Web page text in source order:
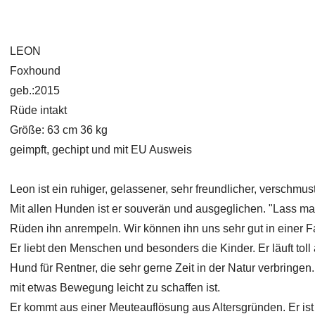
LEON
Foxhound
geb.:2015
Rüde intakt
Größe: 63 cm 36 kg
geimpft, gechipt und mit EU Ausweis
Leon ist ein ruhiger, gelassener, sehr freundlicher,
Mit allen Hunden ist er souverän und ausgeglichen. "Lass
Rüden ihn anrempeln. Wir können ihn uns sehr gut in einer
Er liebt den Menschen und besonders die Kinder. Er läuft
Hund für Rentner, die sehr gerne Zeit in der Natur
mit etwas Bewegung leicht zu schaffen ist.
Er kommt aus einer Meuteauflösung aus Altersgründen. Er